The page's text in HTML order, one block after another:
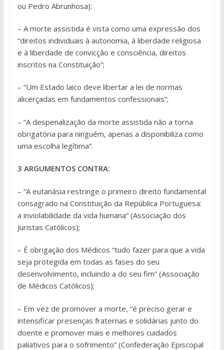
ou Pedro Abrunhosa):
– A morte assistida é vista como uma expressão dos
“direitos individuais à autonomia, à liberdade religiosa
e à liberdade de convicção e consciência, direitos
inscritos na Constituição”;
– “Um Estado laico deve libertar a lei de normas
alicerçadas em fundamentos confessionais”;
– “A despenalização da morte assistida não a torna
obrigatória para ninguém, apenas a disponibiliza como
uma escolha legítima”.
3 ARGUMENTOS CONTRA:
– “A eutanásia restringe o primeiro direito fundamental
consagrado na Constituição da República Portuguesa:
a inviolabilidade da vida humana” (Associação dos
Juristas Católicos);
– É obrigação dos Médicos “tudo fazer para que a vida
seja protegida em todas as fases do seu
desenvolvimento, incluindo a do seu fim” (Associação
de Médicos Católicos);
– Em vez de promover a morte, “é preciso gerar e
intensificar presenças fraternas e solidárias junto do
doente e promover mais e melhores cuidados
paliativos para o sofrimento” (Confederação Episcopal